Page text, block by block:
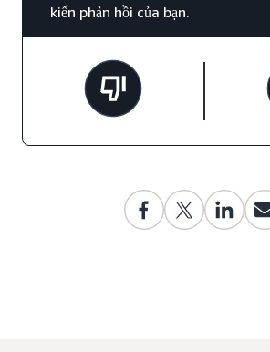
kiến phản hồi của bạn.